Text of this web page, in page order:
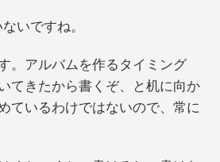
いですね。
。アルバムを作るタイミング
てきたから書くぞ、と机に向か
ているわけではないので、常に